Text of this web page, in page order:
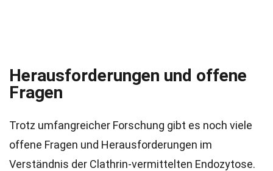
Herausforderungen und offene
Fragen
Trotz umfangreicher Forschung gibt es noch viele
offene Fragen und Herausforderungen im
Verständnis der Clathrin-vermittelten Endozytose.